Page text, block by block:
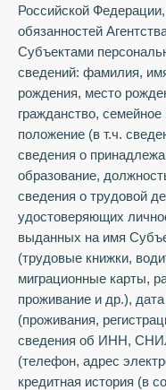
Российской
обязанностей
Субъектами
сведений: фамилия,
рождения, место
гражданство,
положение (в т.ч.
сведения о
образование,
сведения о трудовой
удостоверяющих
выданных на имя
(трудовые книжки,
миграционные карты,
проживание и др.),
(проживания,
сведения об ИНН,
(телефон, адрес
кредитная история (в